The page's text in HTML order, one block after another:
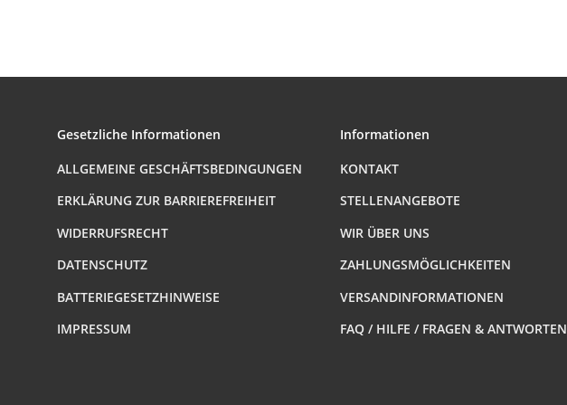
Gesetzliche Informationen
ALLGEMEINE GESCHÄFTSBEDINGUNGEN
ERKLÄRUNG ZUR BARRIEREFREIHEIT
WIDERRUFSRECHT
DATENSCHUTZ
BATTERIEGESETZHINWEISE
IMPRESSUM
Informationen
KONTAKT
STELLENANGEBOTE
WIR ÜBER UNS
ZAHLUNGSMÖGLICHKEITEN
VERSANDINFORMATIONEN
FAQ / HILFE / FRAGEN & ANTWORTEN